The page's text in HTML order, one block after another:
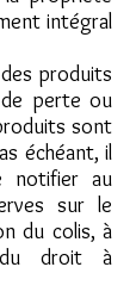
intégral
produits
de perte ou
sont
échéant, il
notifier au
sur le
du colis, à
du droit à